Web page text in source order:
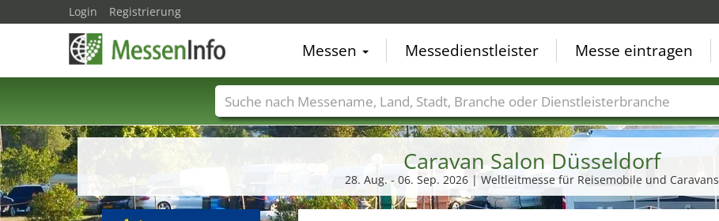
Caravan Salon Düsseldorf
28. Aug. - 06. Sep. 2026 | Weltleitmesse für Reisemobile und Caravans
Login Registrierung
Messen Messedienstleister Messe eintragen
Messenamen Länder Städte Branchen Dienstleisterbranchen